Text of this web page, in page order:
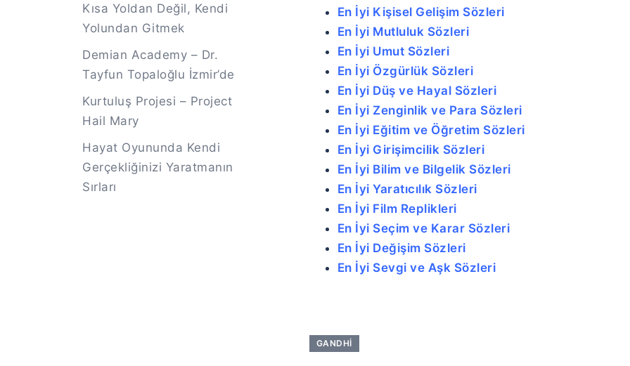
En İyi Kişisel Gelişim Sözleri
En İyi Mutluluk Sözleri
En İyi Umut Sözleri
En İyi Özgürlük Sözleri
En İyi Düş ve Hayal Sözleri
En İyi Zenginlik ve Para Sözleri
En İyi Eğitim ve Öğretim Sözleri
En İyi Girişimcilik Sözleri
En İyi Bilim ve Bilgelik Sözleri
En İyi Yaratıcılık Sözleri
En İyi Film Replikleri
En İyi Seçim ve Karar Sözleri
En İyi Değişim Sözleri
En İyi Sevgi ve Aşk Sözleri
GANDHI
Kısa Yoldan Değil, Kendi
Yolundan Gitmek
Demian Academy – Dr.
Tayfun Topaloğlu İzmir’de
Kurtuluş Projesi – Project
Hail Mary
Hayat Oyununda Kendi
Gerçekliğinizi Yaratmanın
Sırları